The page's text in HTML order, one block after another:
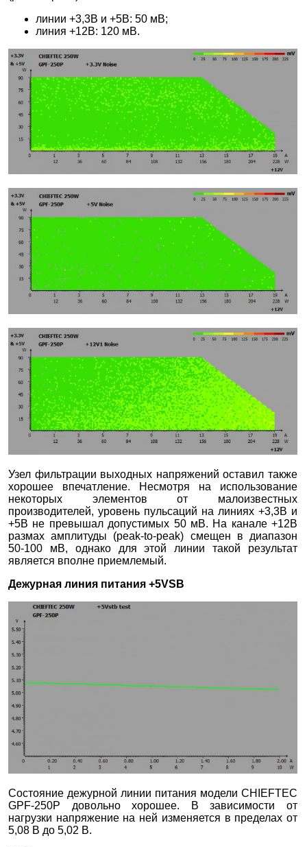
линии +3,3В и +5В: 50 мВ;
линия +12В: 120 мВ.
Узел фильтрации выходных напряжений оставил также
хорошее впечатление. Несмотря на использование
некоторых элементов от малоизвестных
производителей, уровень пульсаций на линиях +3,3В и
+5В не превышал допустимых 50 мВ. На канале +12В
размах амплитуды (peak-to-peak) смещен в диапазон
50-100 мВ, однако для этой линии такой результат
является вполне приемлемый.
Дежурная линия питания +5VSB
Состояние дежурной линии питания модели CHIEFTEC
GPF-250P довольно хорошее. В зависимости от
нагрузки напряжение на ней изменяется в пределах от
5,08 В до 5,02 В.